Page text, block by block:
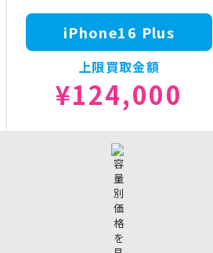
iPhone16 Plus
上限買取金額
¥124,000